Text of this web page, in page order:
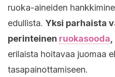
ruoka-aineiden
edullista. Yksi parhaista
perinteinen ruokasooda
erilaista hoitavaa juomaa
tasapainottamiseen.